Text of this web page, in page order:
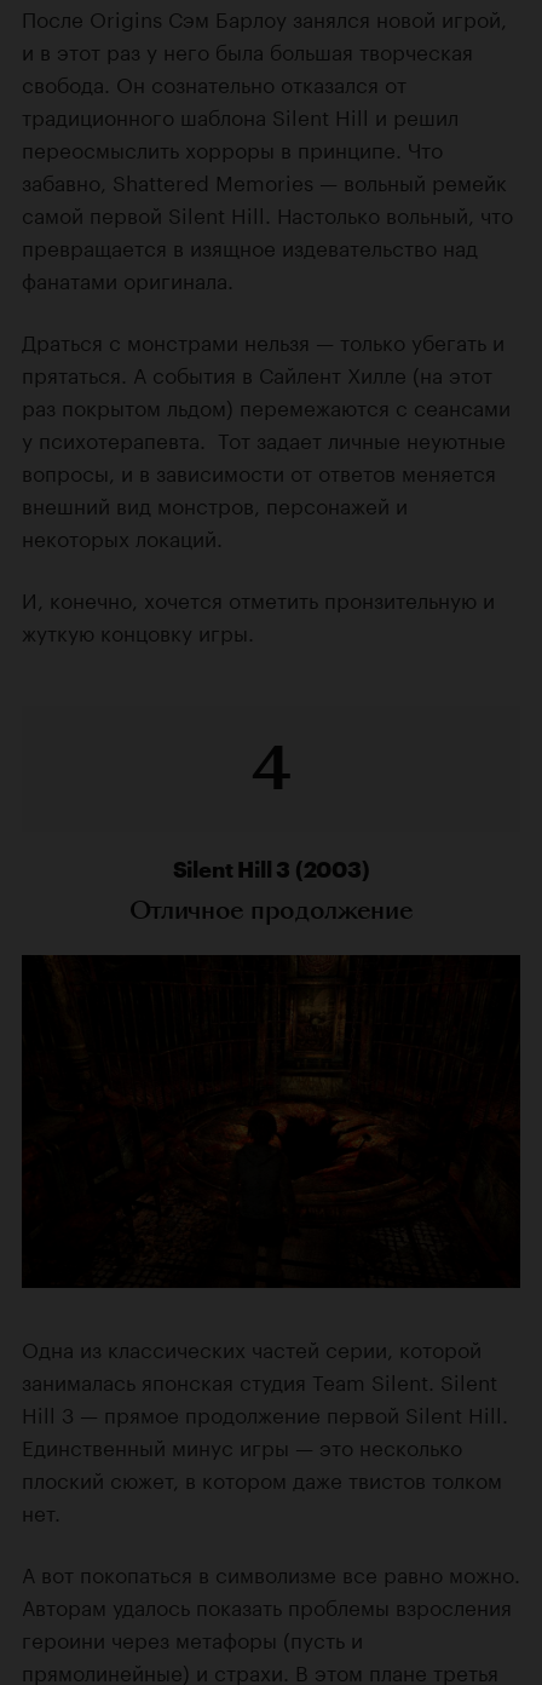
После Origins Сэм Барлоу занялся новой игрой,
и в этот раз у него была большая творческая
свобода. Он сознательно отказался от
традиционного шаблона Silent Hill и решил
переосмыслить хорроры в принципе. Что
забавно, Shattered Memories — вольный ремейк
самой первой Silent Hill. Настолько вольный, что
превращается в изящное издевательство над
фанатами оригинала.
Драться с монстрами нельзя — только убегать и
прятаться. А события в Сайлент Хилле (на этот
раз покрытом льдом) перемежаются с сеансами
у психотерапевта. Тот задает личные неуютные
вопросы, и в зависимости от ответов меняется
внешний вид монстров, персонажей и
некоторых локаций.
И, конечно, хочется отметить пронзительную и
жуткую концовку игры.
4
Silent Hill 3 (2003)
Отличное продолжение
Одна из классических частей серии, которой
занималась японская студия Team Silent. Silent
Hill 3 — прямое продолжение первой Silent Hill.
Единственный минус игры — это несколько
плоский сюжет, в котором даже твистов толком
нет.
А вот покопаться в символизме все равно можно.
Авторам удалось показать проблемы взросления
героини через метафоры (пусть и
прямолинейные) и страхи. В этом плане третья